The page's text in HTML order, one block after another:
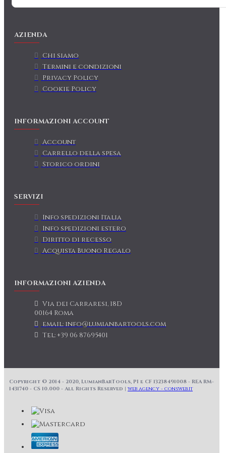
AZIENDA
Chi siamo
Termini e condizioni
Privacy Policy
Cookie Policy
INFORMAZIONI ACCOUNT
Account
Carrello della spesa
Storico ordini
SERVIZI
Info spedizioni Italia
Info spedizioni estero
Diritto di recesso
Acquista Buono Regalo
INFORMAZIONI AZIENDA
Via dei Carraresi, 18D
00164 Roma
email: info@lumianbartools.com
Tel: +39 06 87695401
Copyright © 2014 - 2020, LumianBarTools, PI e CF 13238491008 - REA RM-
1431740 - CS 10.000 - All Rights Reserved | web agency - consweb.it